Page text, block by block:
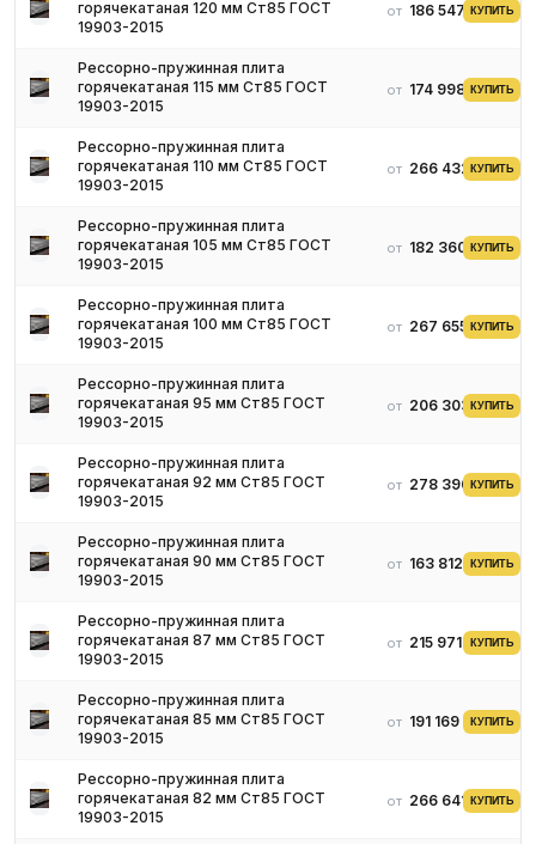
60С2ХА, 70С3А, 70С2ХА, 60С2ХФА.
легирующих добавок входят марганец, вольфрам, кремний,
хром, ванадий, никель, углерод.
0,5% до 0,85% возрастает упругость материала, его
прочностные качества, вольфрам повышает красностойкость,
марганец увеличивает устойчивость к ударам.
Процесс изготовления пружинных плит регламентируется
проката, ковки, калибровки. Для достижения повышенных
прочностных, качественных свойств, увеличения стабильности,
упругости, металлоизделия поддаются закаливанию высокими
температурами, последующему обязательному отпуску.
Данный материал бывает со шлифованной или обточенной
поверхностью, а также в виде полуфабрикатов с особым типом
отделки.
К заготовкам, выпускаемым из спецстали, предъявляются
высокие требования, а именно на поверхности металлопроката
не должны присутствовать: рванина, раскатанный пригар,
корочки, сквозные разрывы, гармошки, трещины, пузыри, плен,
различные загрязнения, а также вкатанная окалина.
рябизна), которые не выводят прокат за предельные параметры.
Рессорно-пружинная плита, благодаря особенностям
комплексом свойств, которые, бесспорно, являются
преимущественными. В сравнении с аналогичными
металлоизделиями из обычных марок, она обладает:
горячекатаная 120 мм Ст85 ГОСТ
19903-2015
от 186 547 ₽КУПИТЬ
Рессорно-пружинная плита
горячекатаная 115 мм Ст85 ГОСТ
19903-2015
от 174 998 ₽КУПИТЬ
Рессорно-пружинная плита
горячекатаная 110 мм Ст85 ГОСТ
19903-2015
от 266 432 ₽КУПИТЬ
Рессорно-пружинная плита
горячекатаная 105 мм Ст85 ГОСТ
19903-2015
от 182 360 ₽КУПИТЬ
Рессорно-пружинная плита
горячекатаная 100 мм Ст85 ГОСТ
19903-2015
от 267 655 ₽КУПИТЬ
Рессорно-пружинная плита
горячекатаная 95 мм Ст85 ГОСТ
19903-2015
от 206 303 ₽КУПИТЬ
Рессорно-пружинная плита
горячекатаная 92 мм Ст85 ГОСТ
19903-2015
от 278 390 ₽КУПИТЬ
Рессорно-пружинная плита
горячекатаная 90 мм Ст85 ГОСТ
19903-2015
от 163 812 ₽КУПИТЬ
Рессорно-пружинная плита
горячекатаная 87 мм Ст85 ГОСТ
19903-2015
от 215 971 ₽КУПИТЬ
Рессорно-пружинная плита
горячекатаная 85 мм Ст85 ГОСТ
19903-2015
от 191 169 ₽КУПИТЬ
Рессорно-пружинная плита
горячекатаная 82 мм Ст85 ГОСТ
19903-2015
от 266 641 ₽КУПИТЬ